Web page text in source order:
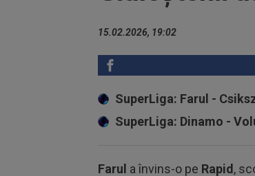
15.02.2026, 19:02
SuperLiga: Farul -
SuperLiga: Dinamo -
Farul a învins-o pe Rapid ,